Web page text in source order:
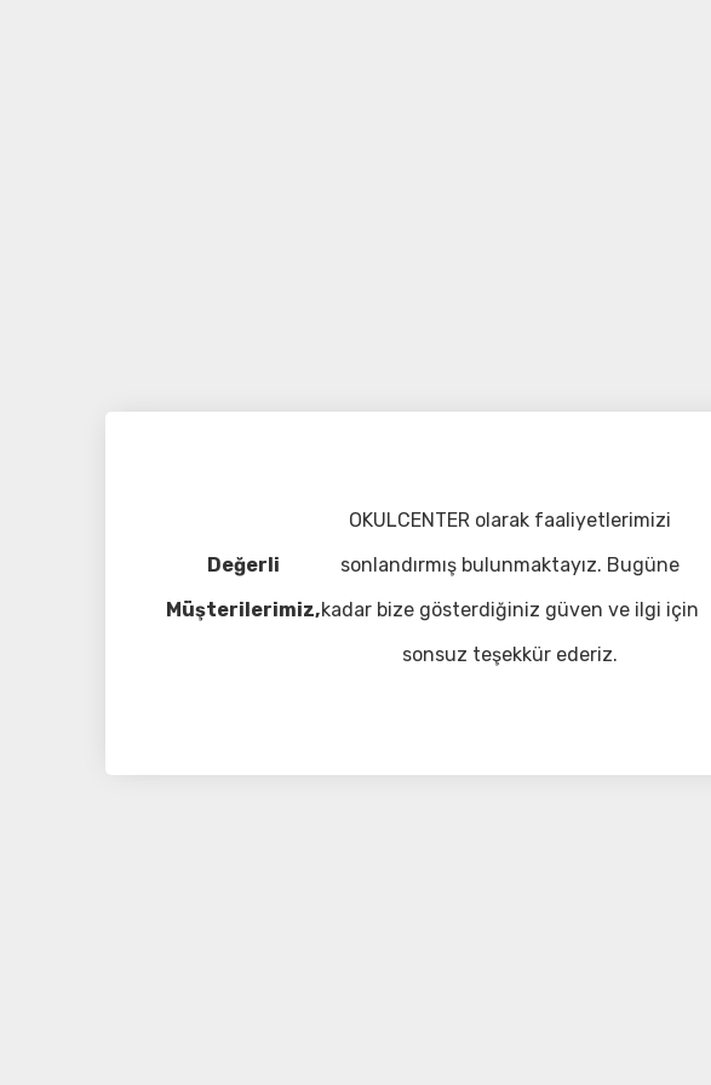
Değerli
Müşterilerimiz,
OKULCENTER olarak faaliyetlerimizi
sonlandırmış bulunmaktayız. Bugüne
kadar bize gösterdiğiniz güven ve ilgi için
sonsuz teşekkür ederiz.